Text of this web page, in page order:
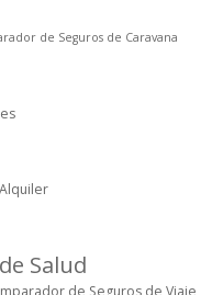
de Seguros de Caravana
Salud